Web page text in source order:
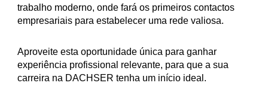
trabalho moderno, onde fará os primeiros contactos
empresariais para estabelecer uma rede valiosa.
Aproveite esta oportunidade única para ganhar
experiência profissional relevante, para que a sua
carreira na DACHSER tenha um início ideal.